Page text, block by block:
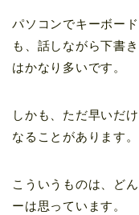
パソコンでキーボー
も、話しながら下書
はかなり多いです。
しかも、ただ早いだ
なることがあります。
こういうものは、ど
ーは思っています。